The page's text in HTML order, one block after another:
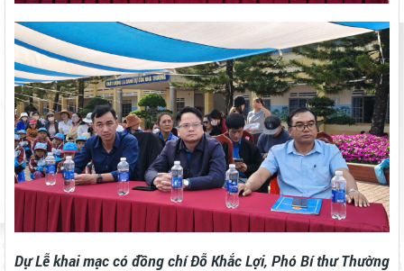
Dự Lễ khai mạc có đồng chí Đỗ Khắc Lợi, Phó Bí thư Thường